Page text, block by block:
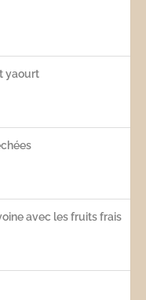
yaourt
avec les fruits frais